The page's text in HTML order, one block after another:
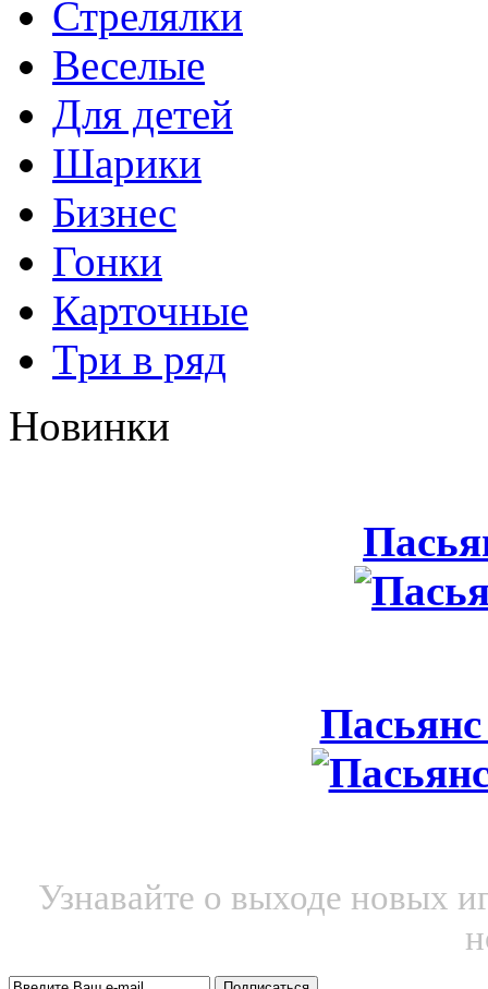
Стрелялки
Веселые
Для детей
Шарики
Бизнес
Гонки
Карточные
Три в ряд
Новинки
Узнавайте о выходе новых